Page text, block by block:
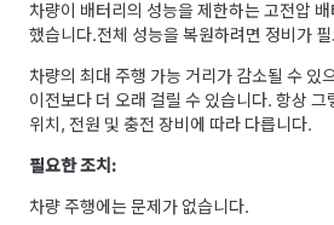
차량이 배터리의 성능을 제한하는 고전압 배
했습니다.전체 성능을 복원하려면 정비가
차량의 최대 주행 가능 거리가 감소될 수 있
이전보다 더 오래 걸릴 수 있습니다. 항상 그
위치, 전원 및 충전 장비에 따라 다릅니다.
필요한 조치:
차량 주행에는 문제가 없습니다.